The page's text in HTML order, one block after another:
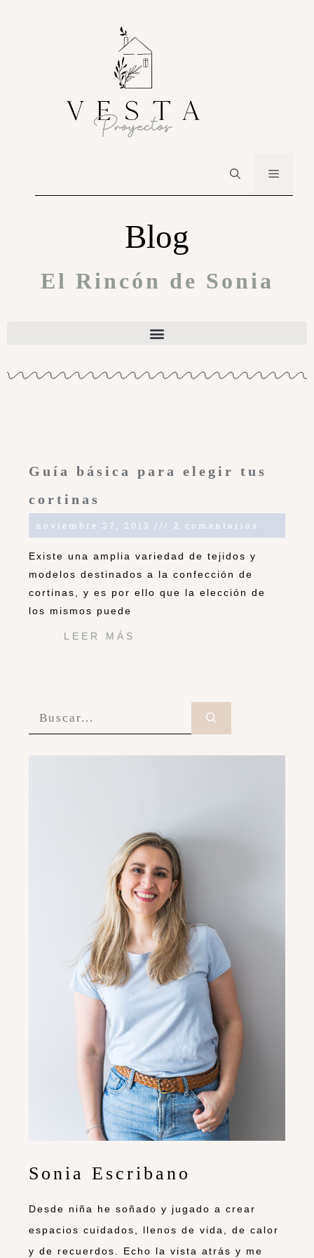
Blog
El Rincón de Sonia
Guía básica para elegir tus
cortinas
noviembre 27, 2013 2 comentarios
Existe una amplia variedad de tejidos y
modelos destinados a la confección de
cortinas, y es por ello que la elección de
los mismos puede
LEER MÁS
Sonia Escribano
Desde niña he soñado y jugado a crear
espacios cuidados, llenos de vida, de calor
y de recuerdos. Echo la vista atrás y me